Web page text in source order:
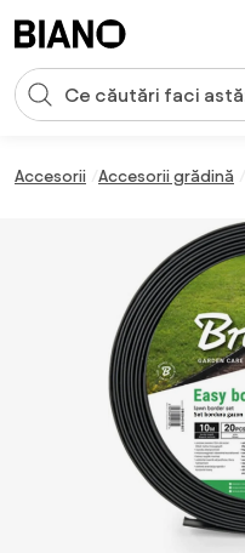
Introducerea căutării
Accesorii Accesorii grădină